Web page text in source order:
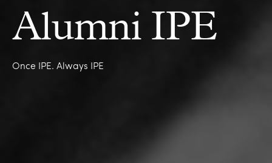
Alumni IPE
Once IPE. Always IPE